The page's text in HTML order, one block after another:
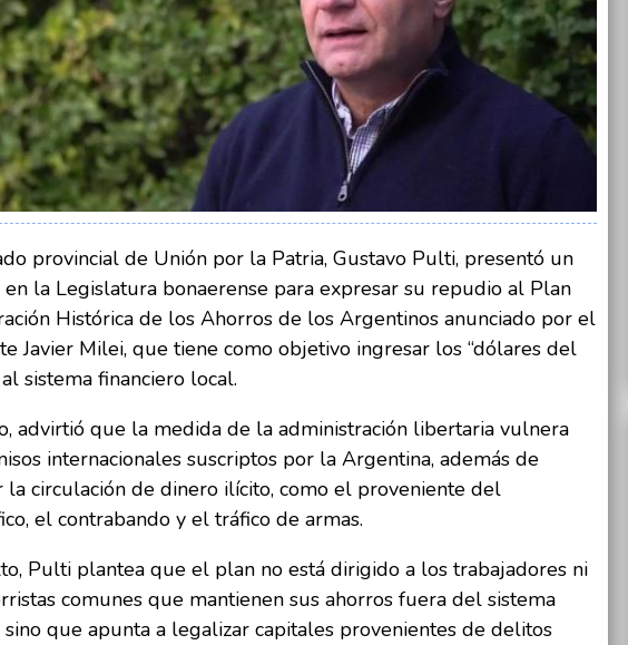
provincial de Unión por la Patria, Gustavo Pulti, presentó un
la Legislatura bonaerense para expresar su repudio al Plan
Histórica de los Ahorros de los Argentinos anunciado por el
Javier Milei, que tiene como objetivo ingresar los “dólares del
sistema financiero local.
advirtió que la medida de la administración libertaria vulnera
internacionales suscriptos por la Argentina, además de
la circulación de dinero ilícito, como el proveniente del
el contrabando y el tráfico de armas.
Pulti plantea que el plan no está dirigido a los trabajadores ni
comunes que mantienen sus ahorros fuera del sistema
sino que apunta a legalizar capitales provenientes de delitos